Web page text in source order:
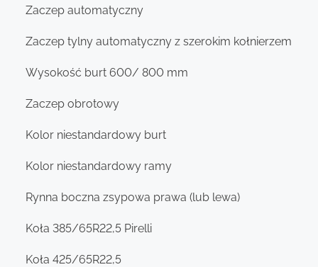
Zaczep automatyczny
Zaczep tylny automatyczny z szerokim kołnierzem
Wysokość burt 600/ 800 mm
Zaczep obrotowy
Kolor niestandardowy burt
Kolor niestandardowy ramy
Rynna boczna zsypowa prawa (lub lewa)
Koła 385/65R22,5 Pirelli
Koła 425/65R22,5